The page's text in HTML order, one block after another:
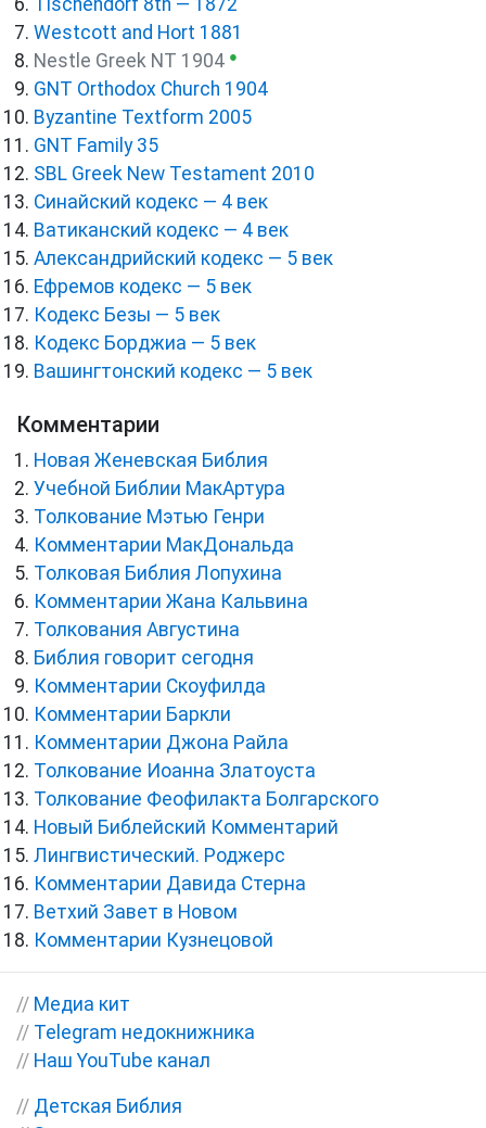
Tischendorf 8th — 1872
Westcott and Hort 1881
Nestle Greek NT 1904 ●
GNT Orthodox Church 1904
Byzantine Textform 2005
GNT Family 35
SBL Greek New Testament 2010
Синайский кодекс — 4 век
Ватиканский кодекс — 4 век
Александрийский кодекс — 5 век
Ефремов кодекс — 5 век
Кодекс Безы — 5 век
Кодекс Борджиа — 5 век
Вашингтонский кодекс — 5 век
Комментарии
Новая Женевская Библия
Учебной Библии МакАртура
Толкование Мэтью Генри
Комментарии МакДональда
Толковая Библия Лопухина
Комментарии Жана Кальвина
Толкования Августина
Библия говорит сегодня
Комментарии Скоуфилда
Комментарии Баркли
Комментарии Джона Райла
Толкование Иоанна Златоуста
Толкование Феофилакта Болгарского
Новый Библейский Комментарий
Лингвистический. Роджерс
Комментарии Давида Стерна
Ветхий Завет в Новом
Комментарии Кузнецовой
// Медиа кит
// Telegram недокнижника
// Наш YouTube канал
// Детская Библия